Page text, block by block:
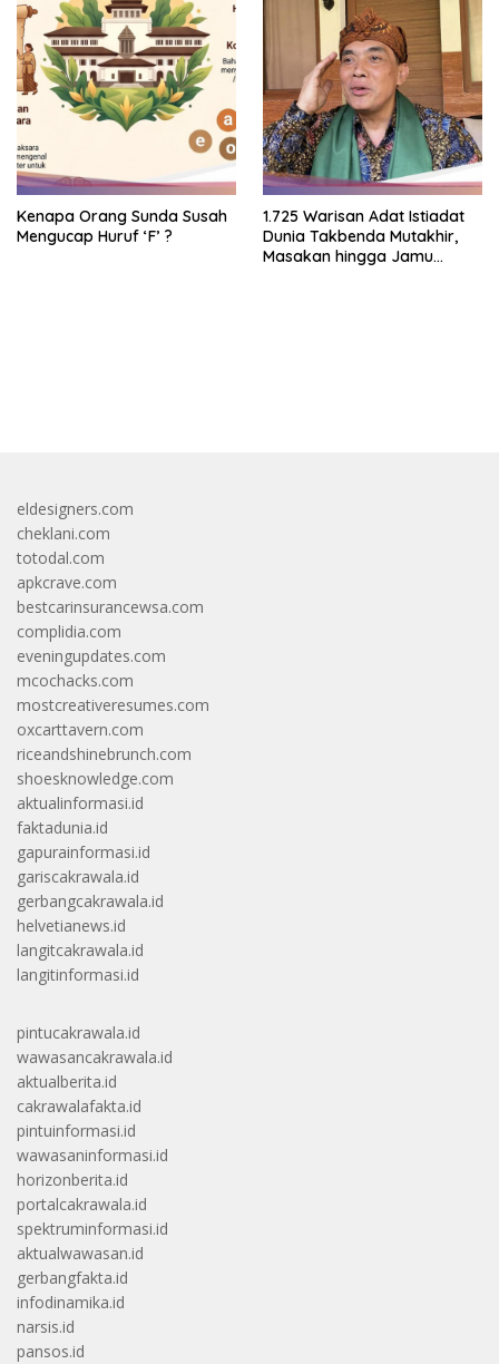
Kenapa Orang Sunda Susah
Mengucap Huruf ‘F’ ?
1.725 Warisan Adat Istiadat
Dunia Takbenda Mutakhir,
Masakan hingga Jamu
eldesigners.com
cheklani.com
totodal.com
apkcrave.com
bestcarinsurancewsa.com
complidia.com
eveningupdates.com
mcochacks.com
mostcreativeresumes.com
oxcarttavern.com
riceandshinebrunch.com
shoesknowledge.com
aktualinformasi.id
faktadunia.id
gapurainformasi.id
gariscakrawala.id
gerbangcakrawala.id
helvetianews.id
langitcakrawala.id
langitinformasi.id
pintucakrawala.id
wawasancakrawala.id
aktualberita.id
cakrawalafakta.id
pintuinformasi.id
wawasaninformasi.id
horizonberita.id
portalcakrawala.id
spektruminformasi.id
aktualwawasan.id
gerbangfakta.id
infodinamika.id
narsis.id
pansos.id